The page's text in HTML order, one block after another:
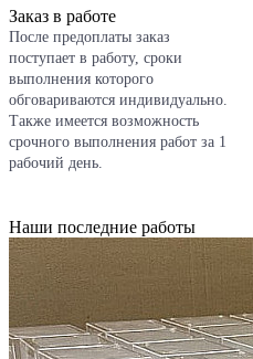
Заказ в работе
После предоплаты заказ
поступает в работу, сроки
выполнения которого
обговариваются индивидуально.
Также имеется возможность
срочного выполнения работ за 1
рабочий день.
Наши последние работы